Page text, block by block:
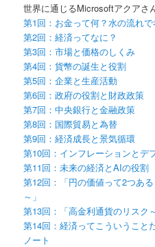
世界に通じるMicrosoftアクアさ
第1回：お金って何？水の流れで
第2回：経済ってなに？
第3回：市場と価格のしくみ
第4回：貨幣の誕生と役割
第5回：企業と生産活動
第6回：政府の役割と財政政策
第7回：中央銀行と金融政策
第8回：国際貿易と為替
第9回：経済成長と景気循環
第10回：インフレーションとデ
第11回：未来の経済とAIの役割
第12回：「円の価値って2つあ
～」
第13回：「高金利通貨のリスク
第14回：経済ってこういうこと
ノート